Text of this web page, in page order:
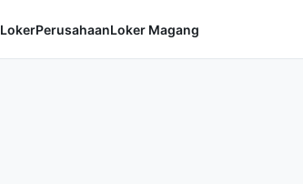
LokerPerusahaanLoker Magang